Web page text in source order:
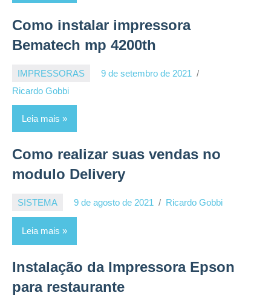
Como instalar impressora
Bematech mp 4200th
IMPRESSORAS
9 de setembro de 2021
Ricardo Gobbi
Leia mais
Como realizar suas vendas no
modulo Delivery
SISTEMA 9 de agosto de 2021 Ricardo Gobbi
Leia mais
Instalação da Impressora Epson
para restaurante